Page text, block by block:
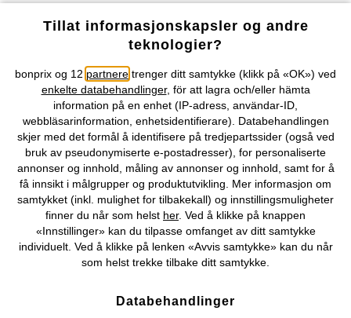
Våre betalingsalternativer
Vårt tilbud
Selskapet
Topkategorier / Sesongvarer
Du kan også finne oss på
Cookie-innstillinger
Tillat informasjonskapsler og andre
teknologier?
bonprix og 12 partnere trenger ditt samtykke (klikk på «OK») ved
enkelte databehandlinger, för att lagra och/eller hämta
information på en enhet (IP-adress, användar-ID,
webbläsarinformation, enhetsidentifierare). Databehandlingen
skjer med det formål å identifisere på tredjepartssider (også ved
bruk av pseudonymiserte e-postadresser), for personaliserte
annonser og innhold, måling av annonser og innhold, samt for å
få innsikt i målgrupper og produktutvikling. Mer informasjon om
samtykket (inkl. mulighet for tilbakekall) og innstillingsmuligheter
finner du når som helst her. Ved å klikke på knappen
«Innstillinger» kan du tilpasse omfanget av ditt samtykke
individuelt. Ved å klikke på lenken «Avvis samtykke» kan du når
som helst trekke tilbake ditt samtykke.
Databehandlinger